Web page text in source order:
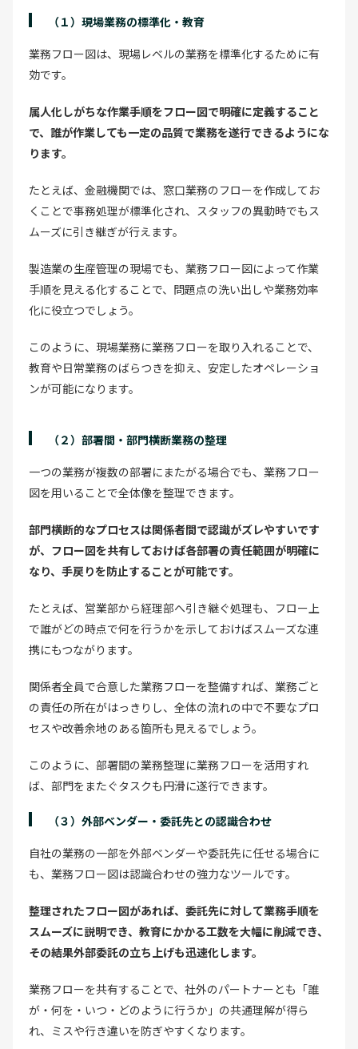
（１）現場業務の標準化・教育
業務フロー図は、現場レベルの業務を標準化するために有
効です。
属人化しがちな作業手順をフロー図で明確に定義すること
で、誰が作業しても一定の品質で業務を遂行できるようにな
ります。
たとえば、金融機関では、窓口業務のフローを作成してお
くことで事務処理が標準化され、スタッフの異動時でもス
ムーズに引き継ぎが行えます。
製造業の生産管理の現場でも、業務フロー図によって作業
手順を見える化することで、問題点の洗い出しや業務効率
化に役立つでしょう。
このように、現場業務に業務フローを取り入れることで、
教育や日常業務のばらつきを抑え、安定したオペレーショ
ンが可能になります。
（２）部署間・部門横断業務の整理
一つの業務が複数の部署にまたがる場合でも、業務フロー
図を用いることで全体像を整理できます。
部門横断的なプロセスは関係者間で認識がズレやすいです
が、フロー図を共有しておけば各部署の責任範囲が明確に
なり、手戻りを防止することが可能です。
たとえば、営業部から経理部へ引き継ぐ処理も、フロー上
で誰がどの時点で何を行うかを示しておけばスムーズな連
携にもつながります。
関係者全員で合意した業務フローを整備すれば、業務ごと
の責任の所在がはっきりし、全体の流れの中で不要なプロ
セスや改善余地のある箇所も見えるでしょう。
このように、部署間の業務整理に業務フローを活用すれ
ば、部門をまたぐタスクも円滑に遂行できます。
（３）外部ベンダー・委託先との認識合わせ
自社の業務の一部を外部ベンダーや委託先に任せる場合に
も、業務フロー図は認識合わせの強力なツールです。
整理されたフロー図があれば、委託先に対して業務手順を
スムーズに説明でき、教育にかかる工数を大幅に削減でき、
その結果外部委託の立ち上げも迅速化します。
業務フローを共有することで、社外のパートナーとも「誰
が・何を・いつ・どのように行うか」の共通理解が得ら
れ、ミスや行き違いを防ぎやすくなります。